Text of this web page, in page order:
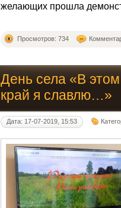
желающих прошла
Просмотров: 734
День села «В этом
край я славлю…»
Дата: 17-07-2019, 15:53